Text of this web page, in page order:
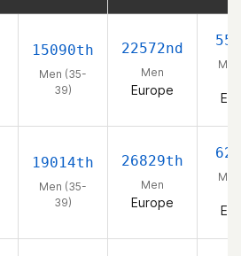
15090th
Men (35-
39)
22572nd
Men
Europe
19014th
Men (35-
39)
26829th
Men
Europe